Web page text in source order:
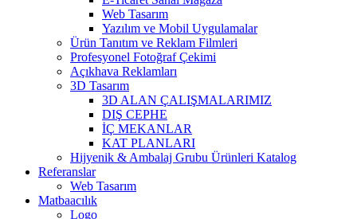
Web Tasarım
Yazılım ve Mobil Uygulamalar
Ürün Tanıtım ve Reklam Filmleri
Profesyonel Fotoğraf Çekimi
Açıkhava Reklamları
3D Tasarım
3D ALAN ÇALIŞMALARIMIZ
DIŞ CEPHE
İÇ MEKANLAR
KAT PLANLARI
Hijyenik & Ambalaj Grubu Ürünleri Katalog
Referanslar
Web Tasarım
Matbaacılık
Logo